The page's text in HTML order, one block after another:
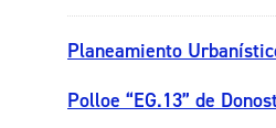
Planeamiento
Polloe “EG.13” de